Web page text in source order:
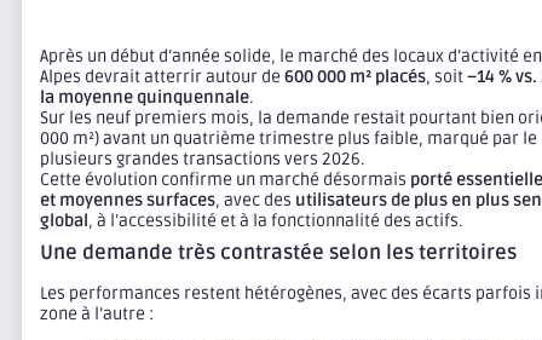
Après un début d’année solide, le marché des locaux d’activité
Alpes devrait atterrir autour de 600 000 m² placés, soit–14 %
la moyenne quinquennale.
Sur les neuf premiers mois, la demande restait pourtant bien
000 m²) avant un quatrième trimestre plus faible, marqué par le
plusieurs grandes transactions vers 2026.
Cette évolution confirme un marché désormais porté
et moyennes surfaces, avec des utilisateurs de plus en plus
global, à l’accessibilité et à la fonctionnalité des actifs.
Une demande très contrastée selon les territoires
Les performances restent hétérogènes, avec des écarts parfois
zone à l’autre :